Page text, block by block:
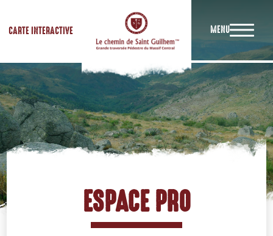
CARTE INTERACTIVE MENU
ESPACE PRO